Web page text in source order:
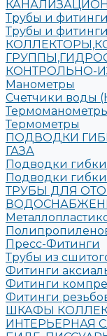
Трубы и
Трубы и
КОНТРОЛЬНО-
Манометры
Счетчики воды
Термометры
ПОДВОДКИ
ГАЗА
Подводки
Подводки
ТРУБЫ ДЛЯ
Пресс-Фитинги
Трубы из
Фитинги
Фитинги
Фитинги
ШКАФЫ
ИНТЕРЬЕРНАЯ